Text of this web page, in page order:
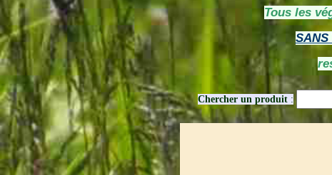
Tous les
SANS
Chercher un produit :